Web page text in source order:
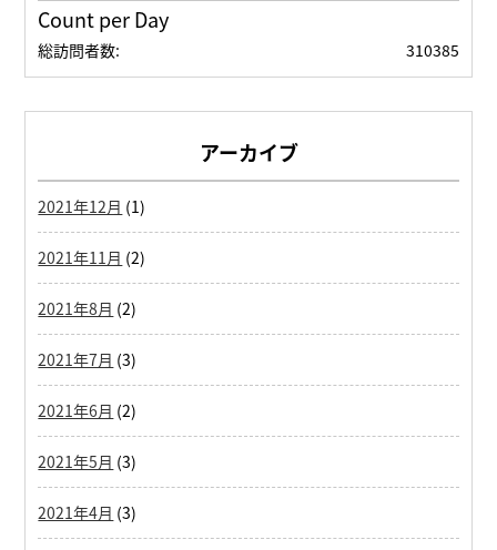
Count per Day
310385
総訪問者数:
アーカイブ
2021年12月 (1)
2021年11月 (2)
2021年8月 (2)
2021年7月 (3)
2021年6月 (2)
2021年5月 (3)
2021年4月 (3)